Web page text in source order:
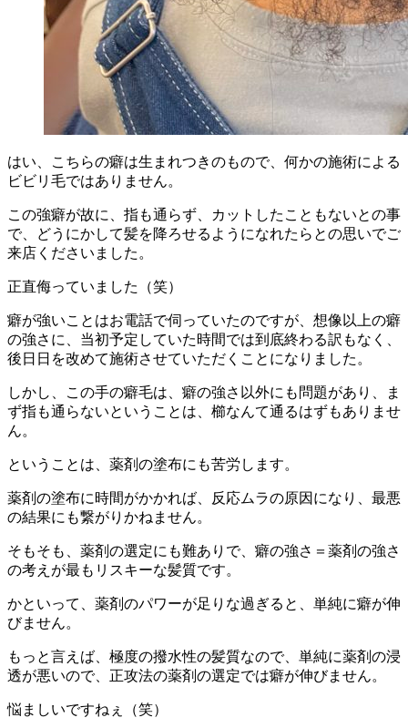
はい、こちらの癖は生まれつきのもので、何かの施術による
ビビリ毛ではありません。
この強癖が故に、指も通らず、カットしたこともないとの事
で、どうにかして髪を降ろせるようになれたらとの思いでご
来店くださいました。
正直侮っていました（笑）
癖が強いことはお電話で伺っていたのですが、想像以上の癖
の強さに、当初予定していた時間では到底終わる訳もなく、
後日日を改めて施術させていただくことになりました。
しかし、この手の癖毛は、癖の強さ以外にも問題があり、ま
ず指も通らないということは、櫛なんて通るはずもありませ
ん。
ということは、薬剤の塗布にも苦労します。
薬剤の塗布に時間がかかれば、反応ムラの原因になり、最悪
の結果にも繋がりかねません。
そもそも、薬剤の選定にも難ありで、癖の強さ＝薬剤の強さ
の考えが最もリスキーな髪質です。
かといって、薬剤のパワーが足りな過ぎると、単純に癖が伸
びません。
もっと言えば、極度の撥水性の髪質なので、単純に薬剤の浸
透が悪いので、正攻法の薬剤の選定では癖が伸びません。
悩ましいですねぇ（笑）